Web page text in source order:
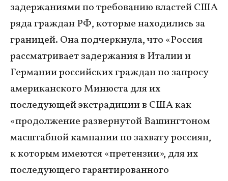
задержаниями по требованию властей США
ряда граждан РФ, которые находились за
границей. Она подчеркнула, что «Россия
рассматривает задержания в Италии и
Германии российских граждан по запросу
американского Минюста для их
последующей экстрадиции в США как
«продолжение развернутой Вашингтоном
масштабной кампании по захвату россиян,
к которым имеются «претензии», для их
последующего гарантированного